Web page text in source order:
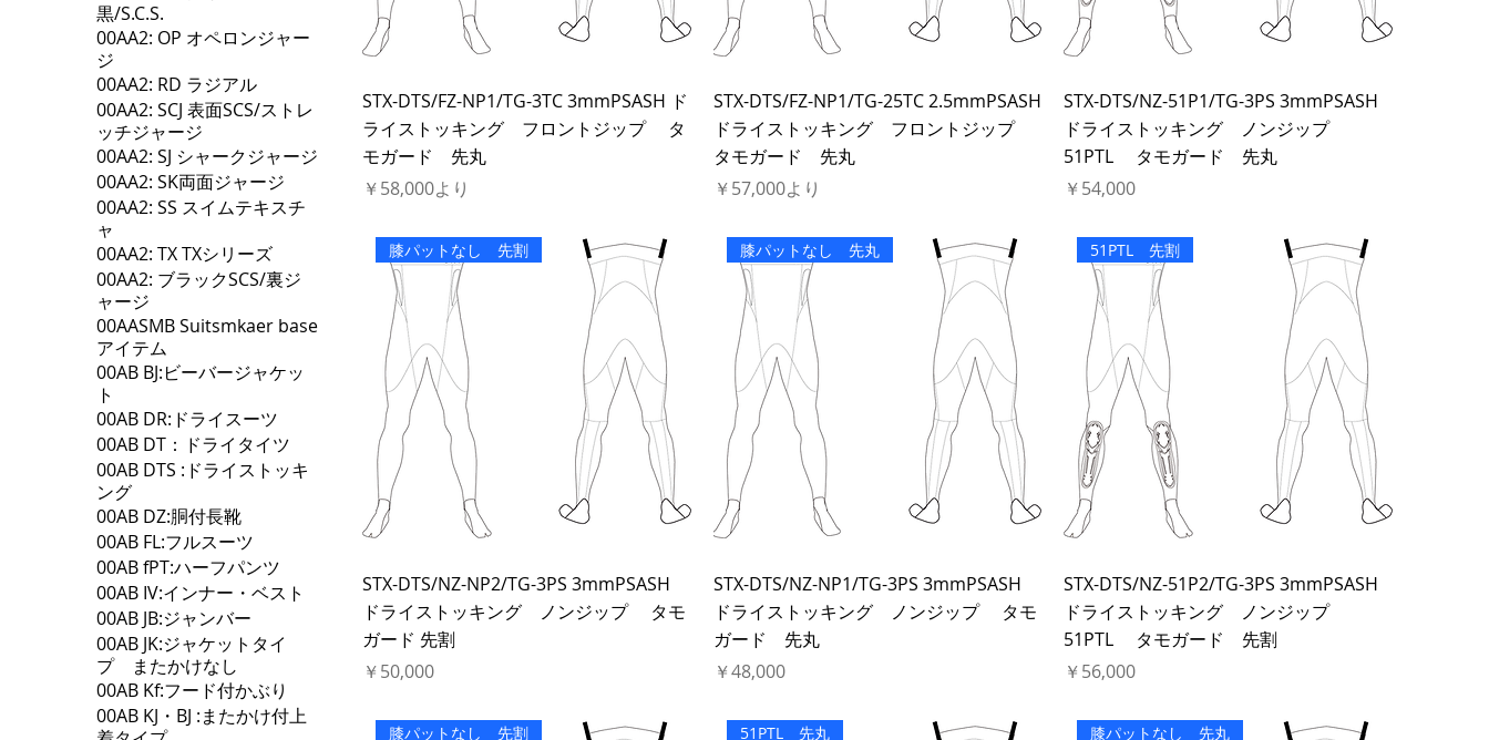
黒/S.C.S.
00AA2: OP オペロンジャー
ジ
00AA2: RD ラジアル
00AA2: SCJ 表面SCS/ストレ
ッチジャージ
00AA2: SJ シャークジャージ
00AA2: SK両面ジャージ
00AA2: SS スイムテキスチ
ャ
00AA2: TX TXシリーズ
00AA2: ブラックSCS/裏ジ
ャージ
00AASMB Suitsmkaer base
アイテム
00AB BJ:ビーバージャケッ
ト
00AB DR:ドライスーツ
00AB DT：ドライタイツ
00AB DTS :ドライストッキ
ング
00AB DZ:胴付長靴
00AB FL:フルスーツ
00AB fPT:ハーフパンツ
00AB IV:インナー・ベスト
00AB JB:ジャンバー
00AB JK:ジャケットタイ
プ またかけなし
00AB Kf:フード付かぶり
00AB KJ・BJ :またかけ付上
STX-DTS/FZ-NP1/TG-3TC 3mmPSASH ド
ライストッキング フロントジップ タ
モガード 先丸
￥58,000より
セール価格
STX-DTS/FZ-NP1/TG-25TC 2.5mmPSASH
ドライストッキング フロントジップ
タモガード 先丸
￥57,000より
セール価格
STX-DTS/NZ-51P1/TG-3PS 3mmPSASH
ドライストッキング ノンジップ
51PTL タモガード 先丸
価格
￥54,000
膝パットなし 先割
STX-DTS/NZ-NP2/TG-3PS 3mmPSASH
ドライストッキング ノンジップ タモ
ガード 先割
価格
￥50,000
膝パットなし 先丸
STX-DTS/NZ-NP1/TG-3PS 3mmPSASH
ドライストッキング ノンジップ タモ
ガード 先丸
価格
￥48,000
51PTL 先割
STX-DTS/NZ-51P2/TG-3PS 3mmPSASH
ドライストッキング ノンジップ
51PTL タモガード 先割
価格
￥56,000
膝パットなし 先割 51PTL 先丸 膝パットなし 先丸